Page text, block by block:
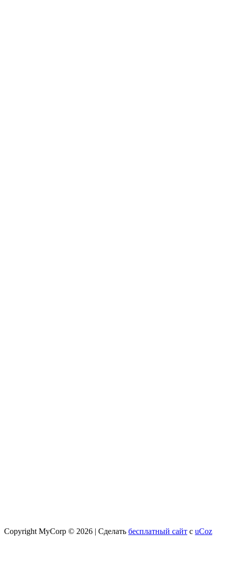
Copyright MyCorp © 2026 | Сделать бесплатный сайт с uCoz